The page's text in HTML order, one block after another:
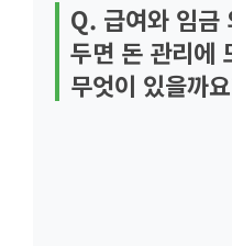
Q. 급여와 임금
두면 돈 관리에
무엇이 있을까